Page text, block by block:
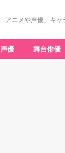
アニメや声優、キャ
声優 舞台俳優